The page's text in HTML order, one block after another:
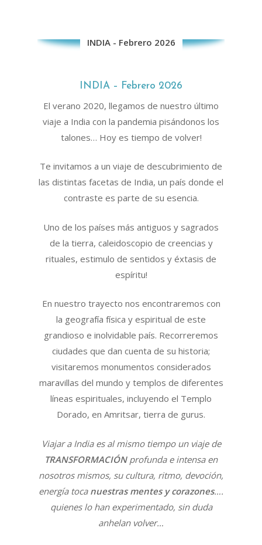
INDIA - Febrero 2026
INDIA – Febrero 2026
El verano 2020, llegamos de nuestro último
viaje a India con la pandemia pisándonos los
talones… Hoy es tiempo de volver!
Te invitamos a un viaje de descubrimiento de
las distintas facetas de India, un país donde el
contraste es parte de su esencia.
Uno de los países más antiguos y sagrados
de la tierra, caleidoscopio de creencias y
rituales, estimulo de sentidos y éxtasis de
espíritu!
En nuestro trayecto nos encontraremos con
la geografía física y espiritual de este
grandioso e inolvidable país. Recorreremos
ciudades que dan cuenta de su historia;
visitaremos monumentos considerados
maravillas del mundo y templos de diferentes
líneas espirituales, incluyendo el Templo
Dorado, en Amritsar, tierra de gurus.
Viajar a India es al mismo tiempo un viaje de
TRANSFORMACIÓNprofunda e intensa en
nosotros mismos, su cultura, ritmo, devoción,
energía toca nuestras mentes y corazones….
quienes lo han experimentado, sin duda
anhelan volver…